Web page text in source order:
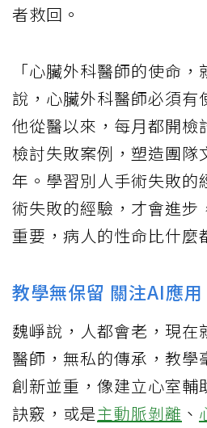
者救回。
「心臟外科醫師的使命
說，心臟外科醫師必須有
他從醫以來，每月都開檢
檢討失敗案例，塑造團隊
年。學習別人手術失敗的
術失敗的經驗，才會進步
重要，病人的性命比什麼
教學無保留 關注AI應用
魏崢說，人都會老，現在
醫師，無私的傳承，教學
創新並重，像建立心室輔
訣竅，或是主動脈剝離 、